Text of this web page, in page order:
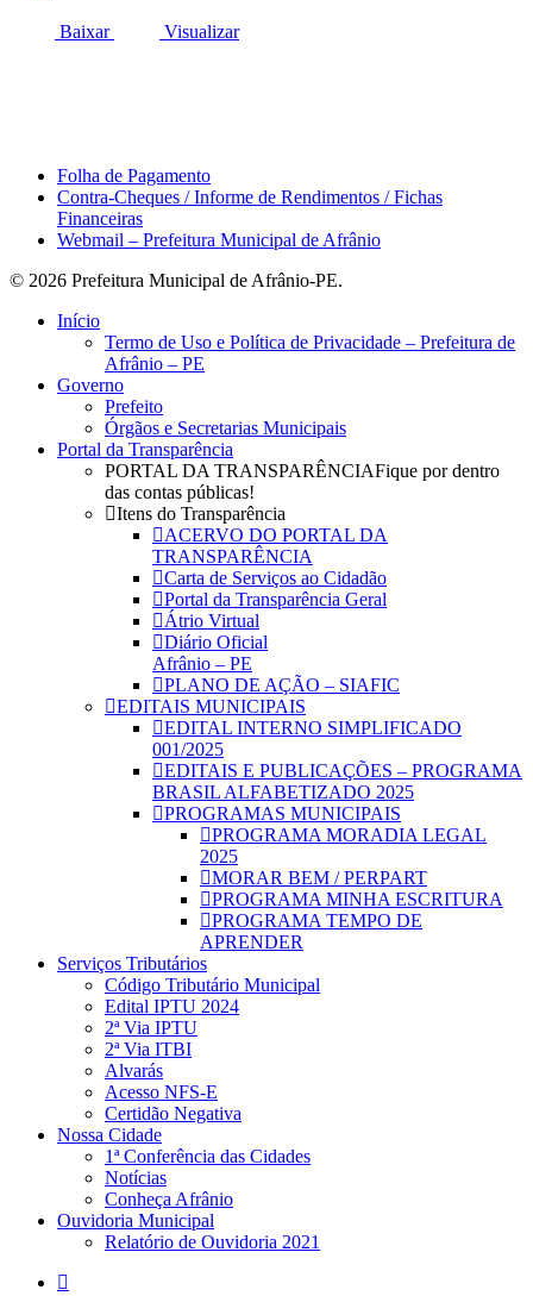
Baixar Visualizar
Folha de Pagamento
Contra-Cheques / Informe de Rendimentos / Fichas
Financeiras
Webmail – Prefeitura Municipal de Afrânio
© 2026 Prefeitura Municipal de Afrânio-PE.
Close
Início
Termo de Uso e Política de Privacidade – Prefeitura de
Afrânio – PE
Governo
Prefeito
Órgãos e Secretarias Municipais
Portal da Transparência
PORTAL DA TRANSPARÊNCIAFique por dentro
das contas públicas!
Itens do Transparência
ACERVO DO PORTAL DA
TRANSPARÊNCIA
Carta de Serviços ao Cidadão
Portal da Transparência Geral
Átrio Virtual
Diário Oficial
Afrânio – PE
PLANO DE AÇÃO – SIAFIC
EDITAIS MUNICIPAIS
EDITAL INTERNO SIMPLIFICADO
001/2025
EDITAIS E PUBLICAÇÕES – PROGRAMA
BRASIL ALFABETIZADO 2025
PROGRAMAS MUNICIPAIS
PROGRAMA MORADIA LEGAL
2025
MORAR BEM / PERPART
PROGRAMA MINHA ESCRITURA
PROGRAMA TEMPO DE
APRENDER
Serviços Tributários
Código Tributário Municipal
Edital IPTU 2024
2ª Via IPTU
2ª Via ITBI
Alvarás
Acesso NFS-E
Certidão Negativa
Nossa Cidade
1ª Conferência das Cidades
Notícias
Conheça Afrânio
Ouvidoria Municipal
Relatório de Ouvidoria 2021
facebook